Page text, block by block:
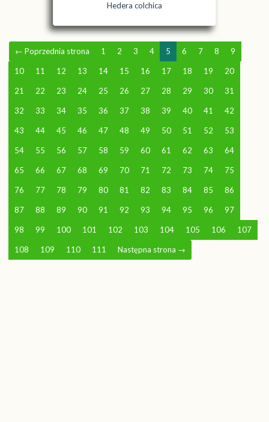
Hedera colchica
← Poprzednia strona 1 2 3 4 5 6 7 8 9
10 11 12 13 14 15 16 17 18 19 20
21 22 23 24 25 26 27 28 29 30 31
32 33 34 35 36 37 38 39 40 41 42
43 44 45 46 47 48 49 50 51 52 53
54 55 56 57 58 59 60 61 62 63 64
65 66 67 68 69 70 71 72 73 74 75
76 77 78 79 80 81 82 83 84 85 86
87 88 89 90 91 92 93 94 95 96 97
98 99 100 101 102 103 104 105 106 107
108 109 110 111 Następna strona →